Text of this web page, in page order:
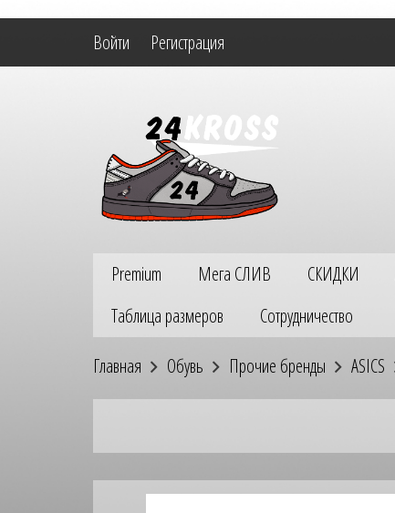
Войти Регистрация
Premium Мега СЛИВ СКИДКИ
Таблица размеров
Сотрудничество
Главная Обувь Прочие бренды ASICS